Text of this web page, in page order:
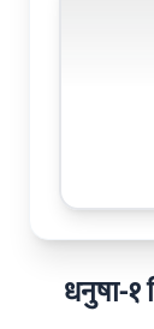
धनुषा-१